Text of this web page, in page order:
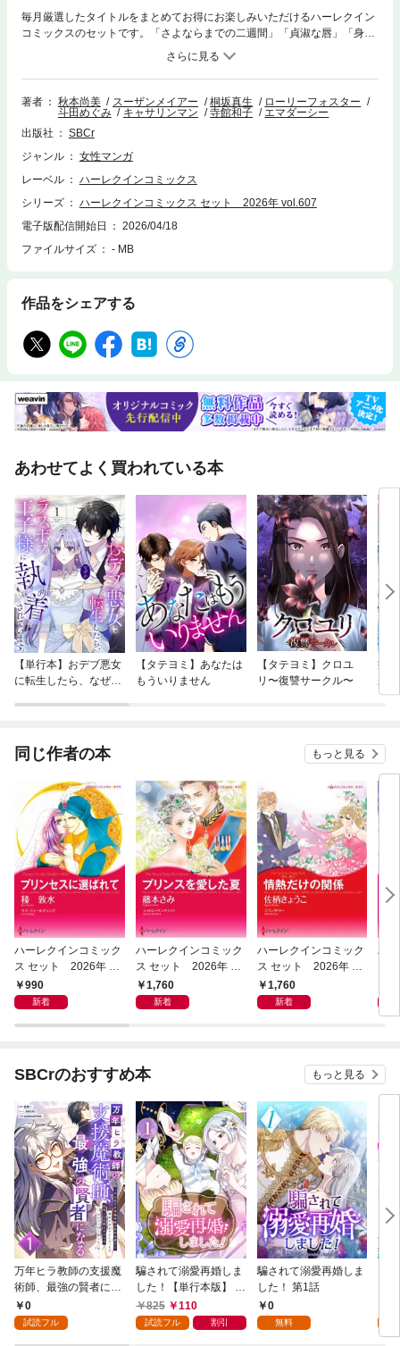
毎月厳選したタイトルをまとめてお得にお楽しみいただけるハーレクイン
コミックスのセットです。「さよならまでの二週間」「貞淑な唇」「身分
違いのフィアンセ」「あなたと過ごす夜」の４話をまとめて収録。
著者 秋本尚美 スーザンメイアー 桐坂真生
ローリーフォスター
斗田めぐみ
キャサリンマン 寺館和子
エマダーシー
出版社
SBCr
ジャンル
女性マンガ
レーベル
ハーレクインコミックス
シリーズ
ハーレクインコミックス セット 2026年 vol.607
電子版配信開始日
2026/04/18
ファイルサイズ
- MB
作品をシェアする
あわせてよく買われている本
【単行本】おデブ悪女
に転生したら、なぜか
【タテヨミ】あなたは
もういりません
【タテヨミ】クロユ
リ〜復讐サークル〜
病
が
ぎ
同じ作者の本 もっと見る
ハーレクインコミック
ス セット 2026年 vo
l.961
990
新着
ハーレクインコミック
ス セット 2026年 vo
l.1083
1,760
新着
ハーレクインコミック
ス セット 2026年 vo
l.1082
1,760
新着
ハ
SBCrのおすすめ本 もっと見る
万年ヒラ教師の支援魔
術師、最強の賢者にな
る～不人気の支援魔術
師は給料泥棒だと魔術
0
試読フル
騙されて溺愛再婚しま
した！【単行本版】 1
巻825 110
試読フル 割引
騙されて溺愛再婚しま
した！ 第1話
0
無料